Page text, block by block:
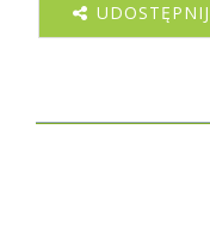
UDOSTĘPNIJ